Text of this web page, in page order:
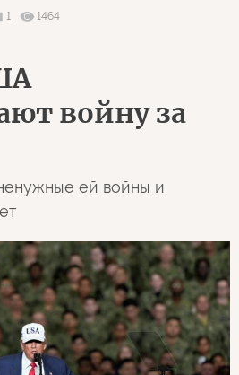
1
1464
войну за
ей войны и